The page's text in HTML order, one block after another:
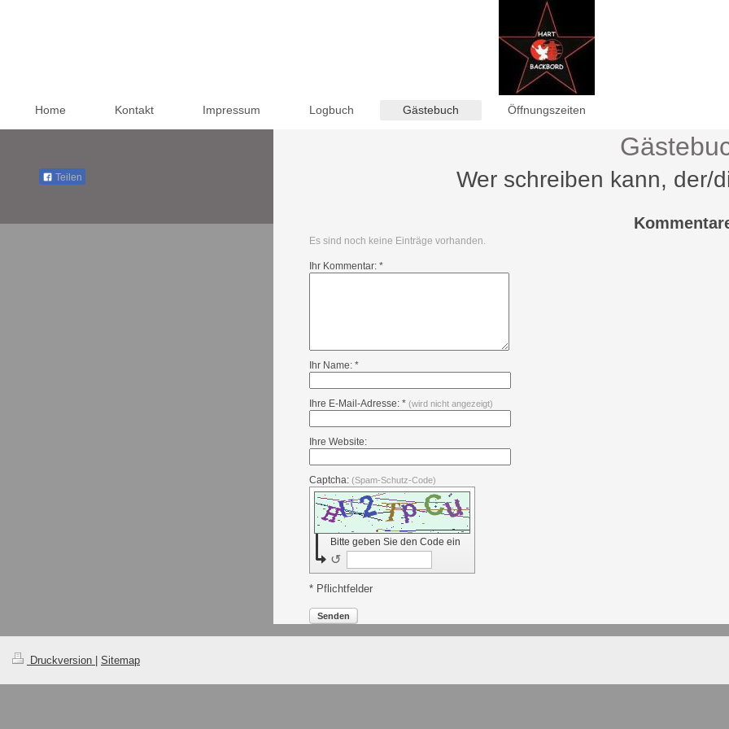
Home Kontakt Impressum Logbuch Gästebuch Öffnungszeiten
Wer schreiben kann, der/
Es sind noch keine Einträge vorhanden.
Ihr Kommentar: *
Ihr Name: *
Ihre E-Mail-Adresse: * (wird nicht angezeigt)
Ihre Website:
Captcha: (Spam-Schutz-Code)
Bitte geben Sie den Code ein
↺
* Pflichtfelder
Senden
Teilen
Druckversion | Sitemap